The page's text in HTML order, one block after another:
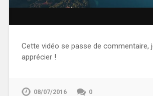
Cette vidéo se passe de commentaire,
apprécier !
08/07/2016 0